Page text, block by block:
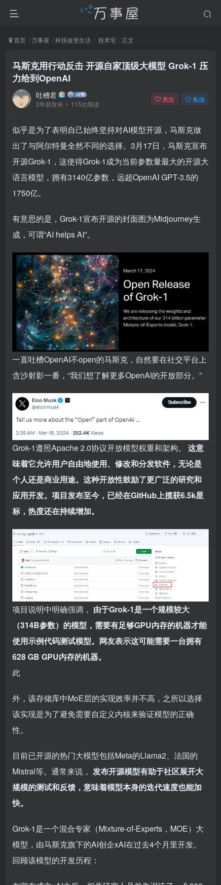
首页 万事屋 科技改变生活 技术宅 正文
马斯克用行动反击 开源自家顶级大模型 Grok-1 压
力给到OpenAI
吐槽君
2年前发布 115次阅读
关注 私信
似乎是为了表明自己始终坚持对AI模型开源，马斯克做
出了与阿尔特曼全然不同的选择。3月17日，马斯克宣布
开源Grok-1，这使得Grok-1成为当前参数量最大的开源大
语言模型，拥有3140亿参数，远超OpenAI GPT-3.5的
1750亿。
有意思的是，Grok-1宣布开源的封面图为Midjourney生
成，可谓“AI helps AI”。
一直吐槽OpenAI不open的马斯克，自然要在社交平台上
含沙射影一番，“我们想了解更多OpenAI的开放部分。”
Grok-1遵照Apache 2.0协议开放模型权重和架构。 这意
味着它允许用户自由地使用、修改和分发软件，无论是
个人还是商业用途。这种开放性鼓励了更广泛的研究和
应用开发。项目发布至今，已经在GitHub上揽获6.5k星
标，热度还在持续增加。
项目说明中明确强调， 由于Grok-1是一个规模较大
（314B参数）的模型，需要有足够GPU内存的机器才能
使用示例代码测试模型。网友表示这可能需要一台拥有
628 GB GPU内存的机器。
此
外，该存储库中MoE层的实现效率并不高，之所以选择
该实现是为了避免需要自定义内核来验证模型的正确
性。
目前已开源的热门大模型包括Meta的Llama2、法国的
Mistral等。通常来说， 发布开源模型有助于社区展开大
规模的测试和反馈，意味着模型本身的迭代速度也能加
快。
Grok-1是一个混合专家（Mixture-of-Experts，MOE）大
模型，由马斯克旗下的AI创企xAI在过去4个月里开发。
回顾该模型的开发历程：